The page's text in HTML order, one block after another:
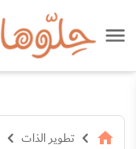
تطوير الذات